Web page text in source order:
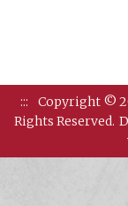
:::
Copyright ©
Rights Reserved.